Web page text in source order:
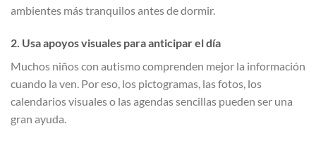
ambientes más tranquilos antes de dormir.
2. Usa apoyos visuales para anticipar el día
Muchos niños con autismo comprenden mejor la información
cuando la ven. Por eso, los pictogramas, las fotos, los
calendarios visuales o las agendas sencillas pueden ser una
gran ayuda.